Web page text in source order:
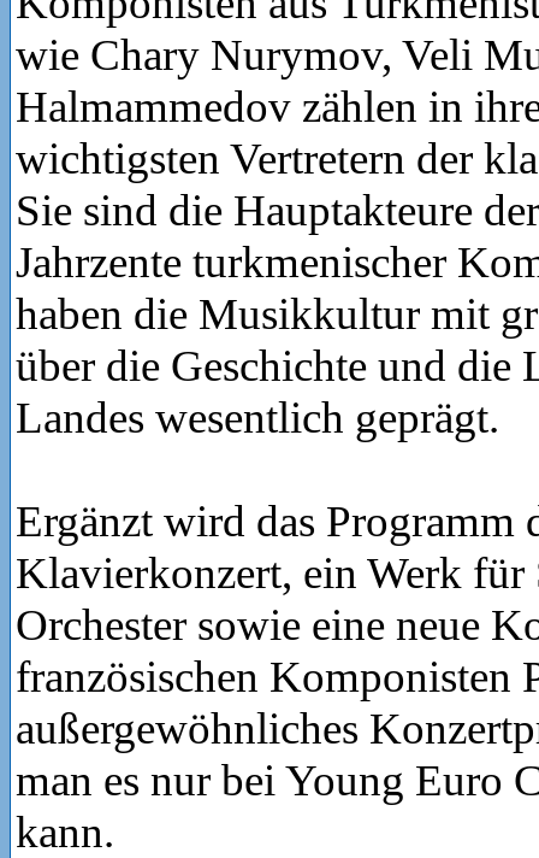
wie Chary Nurymov, Veli
Halmammedov zählen in
wichtigsten Vertretern der
Sie sind die Hauptakteure
Jahrzente turkmenischer
haben die Musikkultur mit
über die Geschichte und die
Landes wesentlich geprägt.
Ergänzt wird das Programm
Klavierkonzert, ein Werk für
Orchester sowie eine neue
französischen Komponisten
außergewöhnliches
man es nur bei Young Euro
kann.